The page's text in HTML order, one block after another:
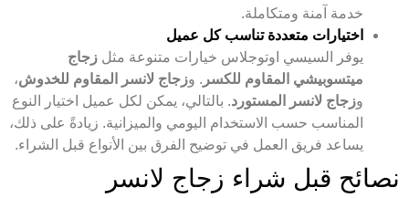
خدمة آمنة ومتكاملة.
اختيارات متعددة تناسب كل عميل
يوفر السيسي اوتوجلاس خيارات متنوعة مثل زجاج
ميتسوبيشي المقاوم للكسر . وزجاج لانسر المقاوم للخدوش،
وزجاج لانسر المستورد. بالتالي، يمكن لكل عميل اختيار النوع
المناسب حسب الاستخدام اليومي والميزانية. زيادةً على ذلك،
يساعد فريق العمل في توضيح الفرق بين الأنواع قبل الشراء.
نصائح قبل شراء زجاج لانسر